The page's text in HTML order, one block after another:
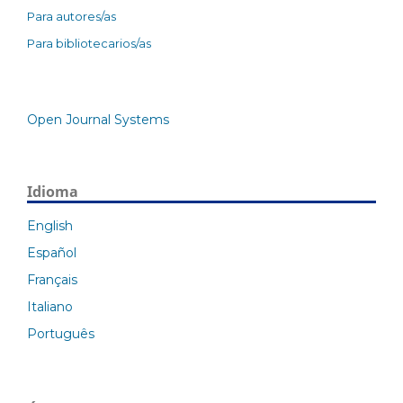
Para autores/as
Para bibliotecarios/as
Open Journal Systems
Idioma
English
Español
Français
Italiano
Português